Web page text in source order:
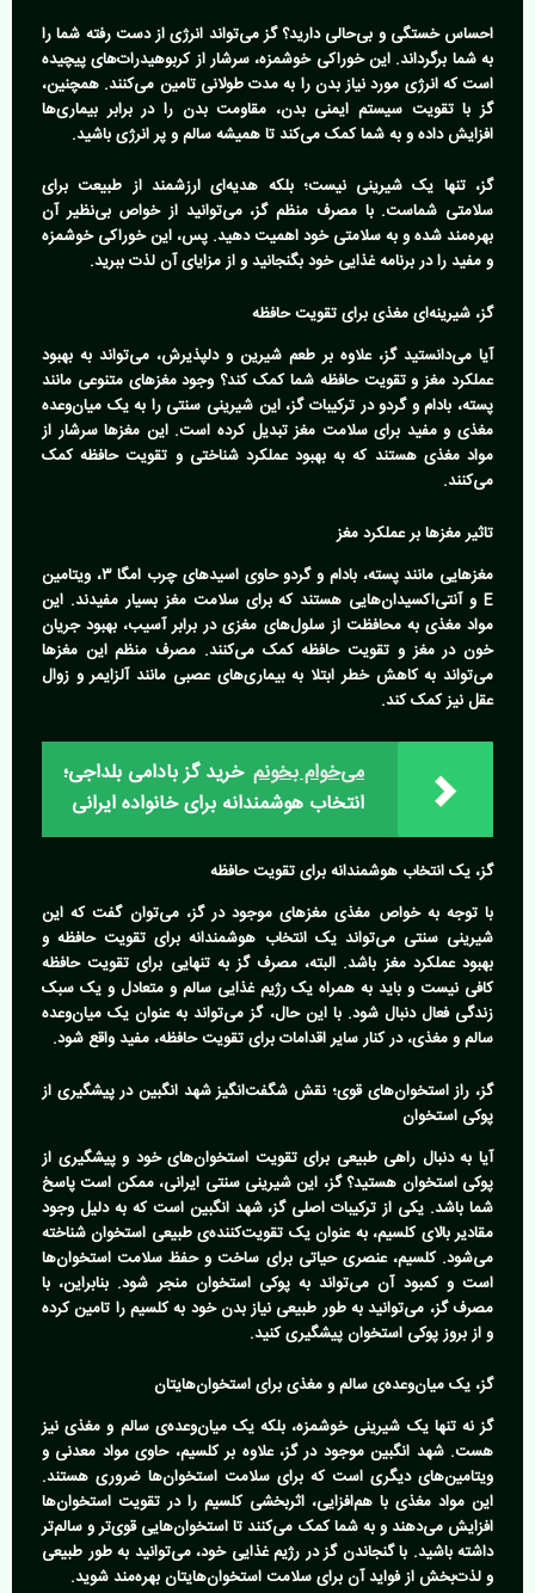
احساس خستگی و بی‌حالی دارید؟ گز می‌تواند انرژی از دست رفته شما را
به شما برگرداند. این خوراکی خوشمزه، سرشار از کربوهیدرات‌های پیچیده
است که انرژی مورد نیاز بدن را به مدت طولانی تامین می‌کنند. همچنین،
گز با تقویت سیستم ایمنی بدن، مقاومت بدن را در برابر بیماری‌ها
افزایش داده و به شما کمک می‌کند تا همیشه سالم و پر انرژی باشید.
گز، تنها یک شیرینی نیست؛ بلکه هدیه‌ای ارزشمند از طبیعت برای
سلامتی شماست. با مصرف منظم گز، می‌توانید از خواص بی‌نظیر آن
بهره‌مند شده و به سلامتی خود اهمیت دهید. پس، این خوراکی خوشمزه
و مفید را در برنامه غذایی خود بگنجانید و از مزایای آن لذت ببرید.
گز، شیرینه‌ای مغذی برای تقویت حافظه
آیا می‌دانستید گز، علاوه بر طعم شیرین و دلپذیرش، می‌تواند به بهبود
عملکرد مغز و تقویت حافظه شما کمک کند؟ وجود مغزهای متنوعی مانند
پسته، بادام و گردو در ترکیبات گز، این شیرینی سنتی را به یک میان‌وعده
مغذی و مفید برای سلامت مغز تبدیل کرده است. این مغزها سرشار از
مواد مغذی هستند که به بهبود عملکرد شناختی و تقویت حافظه کمک
می‌کنند.
تاثیر مغزها بر عملکرد مغز
مغزهایی مانند پسته، بادام و گردو حاوی اسیدهای چرب امگا ۳، ویتامین
E و آنتی‌اکسیدان‌هایی هستند که برای سلامت مغز بسیار مفیدند. این
مواد مغذی به محافظت از سلول‌های مغزی در برابر آسیب، بهبود جریان
خون در مغز و تقویت حافظه کمک می‌کنند. مصرف منظم این مغزها
می‌تواند به کاهش خطر ابتلا به بیماری‌های عصبی مانند آلزایمر و زوال
عقل نیز کمک کند.
می‌خوام بخونم خرید گز بادامی بلداجی؛
انتخاب هوشمندانه برای خانواده ایرانی
گز، یک انتخاب هوشمندانه برای تقویت حافظه
با توجه به خواص مغذی مغزهای موجود در گز، می‌توان گفت که این
شیرینی سنتی می‌تواند یک انتخاب هوشمندانه برای تقویت حافظه و
بهبود عملکرد مغز باشد. البته، مصرف گز به تنهایی برای تقویت حافظه
کافی نیست و باید به همراه یک رژیم غذایی سالم و متعادل و یک سبک
زندگی فعال دنبال شود. با این حال، گز می‌تواند به عنوان یک میان‌وعده
سالم و مغذی، در کنار سایر اقدامات برای تقویت حافظه، مفید واقع شود.
گز، راز استخوان‌های قوی؛ نقش شگفت‌انگیز شهد انگبین در پیشگیری از
پوکی استخوان
آیا به دنبال راهی طبیعی برای تقویت استخوان‌های خود و پیشگیری از
پوکی استخوان هستید؟ گز، این شیرینی سنتی ایرانی، ممکن است پاسخ
شما باشد. یکی از ترکیبات اصلی گز، شهد انگبین است که به دلیل وجود
مقادیر بالای کلسیم، به عنوان یک تقویت‌کننده‌ی طبیعی استخوان شناخته
می‌شود. کلسیم، عنصری حیاتی برای ساخت و حفظ سلامت استخوان‌ها
است و کمبود آن می‌تواند به پوکی استخوان منجر شود. بنابراین، با
مصرف گز، می‌توانید به طور طبیعی نیاز بدن خود به کلسیم را تامین کرده
و از بروز پوکی استخوان پیشگیری کنید.
گز، یک میان‌وعده‌ی سالم و مغذی برای استخوان‌هایتان
گز نه تنها یک شیرینی خوشمزه، بلکه یک میان‌وعده‌ی سالم و مغذی نیز
هست. شهد انگبین موجود در گز، علاوه بر کلسیم، حاوی مواد معدنی و
ویتامین‌های دیگری است که برای سلامت استخوان‌ها ضروری هستند.
این مواد مغذی با هم‌افزایی، اثربخشی کلسیم را در تقویت استخوان‌ها
افزایش می‌دهند و به شما کمک می‌کنند تا استخوان‌هایی قوی‌تر و سالم‌تر
داشته باشید. با گنجاندن گز در رژیم غذایی خود، می‌توانید به طور طبیعی
و لذت‌بخش از فواید آن برای سلامت استخوان‌هایتان بهره‌مند شوید.